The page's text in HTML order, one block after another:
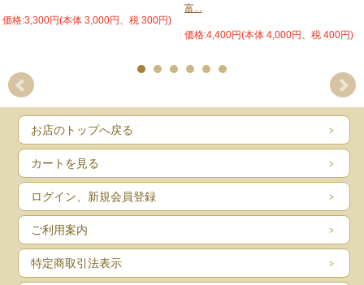
1996年設立（2010年法人化）
「人と自然が共生する西表島」をめざして活動するNPO（特定非営利団体）で
す。
「環境保全」「環境教育」「文化継承」「エコツーリズム」の4つのキーワードを
軸に、よりよい地域をつくるためのさまざまな活動を行っています。
ページ数
32P
サイズ
刊行年
2017年3月31日
価格:3,300円(本体 3,000円、税 300円)
富...
価格:4,400円(本体 4,000円、税 400円)
お店のトップへ戻る
カートを見る
ログイン、新規会員登録
ご利用案内
特定商取引法表示